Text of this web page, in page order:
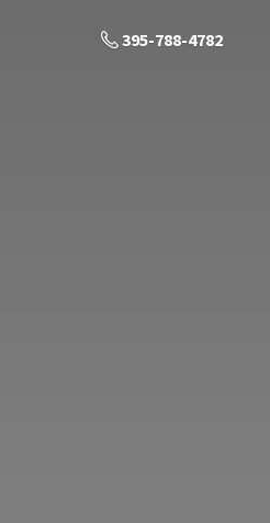
395-788-4782